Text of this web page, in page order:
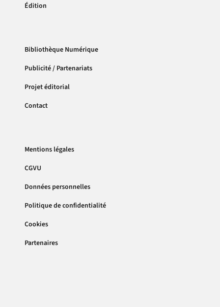
Édition
Bibliothèque Numérique
Publicité / Partenariats
Projet éditorial
Contact
Mentions légales
CGVU
Données personnelles
Politique de confidentialité
Cookies
Partenaires